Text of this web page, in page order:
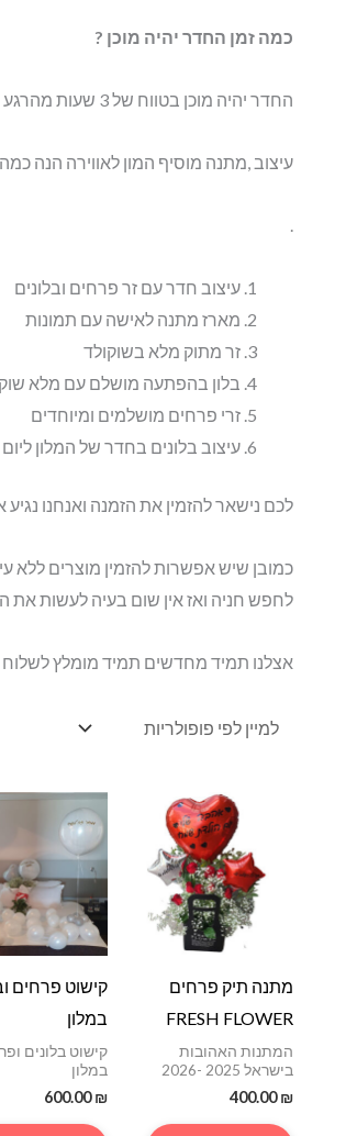
כמה זמן החדר יהיה מוכן ?
החדר יהיה מוכן בטווח של 3 שעות מהרגע שהוא מוכן ואת זה אנחנו חייבים לדעת מראש
עיצוב ,מתנה מוסיף המון לאווירה הנה
.
עיצוב חדר עם זר פרחים ובלונים
מארז מתנה לאישה עם תמונות
זר מתוק מלא בשוקולד
בלון בהפתעה מושלם עם מלא
זרי פרחים מושלמים ומיוחדים
עיצוב בלונים בחדר של המלון
לכם נישאר להזמין את הזמנה ואנחנו
כמובן שיש אפשרות להזמין מוצרים ללא
לחפש חניה ואז אין שום בעיה לעשות את
אצלנו תמיד מחדשים תמיד מומלץ
מתנה תיק פרחים
FRESH FLOWER
המתנות האהובות
בישראל 2025 -2026
400.00₪
קישוט פרחים
במלון
קישוט בלונים
במלון
600.00₪